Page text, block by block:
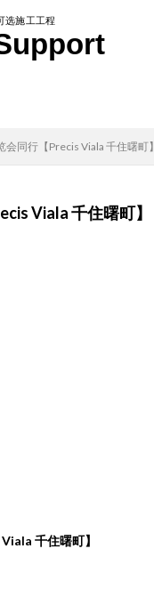
选施工工程
会同行【Precis Viala 千住曙町】
Viala 千住曙町】
千住曙町】